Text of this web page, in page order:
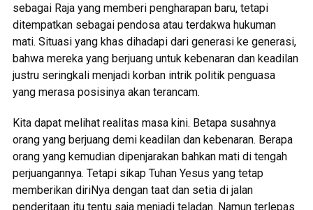
sebagai Raja yang memberi pengharapan baru, tetapi
ditempatkan sebagai pendosa atau terdakwa hukuman
mati. Situasi yang khas dihadapi dari generasi ke generasi,
bahwa mereka yang berjuang untuk kebenaran dan keadilan
justru seringkali menjadi korban intrik politik penguasa
yang merasa posisinya akan terancam.
Kita dapat melihat realitas masa kini. Betapa susahnya
orang yang berjuang demi keadilan dan kebenaran. Berapa
orang yang kemudian dipenjarakan bahkan mati di tengah
perjuangannya. Tetapi sikap Tuhan Yesus yang tetap
memberikan diriNya dengan taat dan setia di jalan
penderitaan itu tentu saja menjadi teladan. Namun terlepas